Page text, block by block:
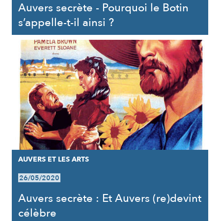
Auvers secrète - Pourquoi le Botin
s’appelle-t-il ainsi ?
AUVERS ET LES ARTS
26/05/2020
Auvers secrète : Et Auvers (re)devint
célèbre